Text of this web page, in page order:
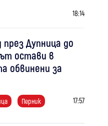
18:14
Дупница до
остави в
обвинени за
Перник 17:57